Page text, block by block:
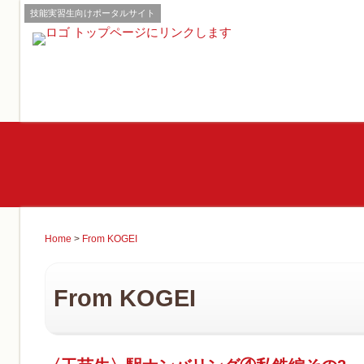
技能実習生向けポータルサイト
Home > From KOGEI
From KOGEI